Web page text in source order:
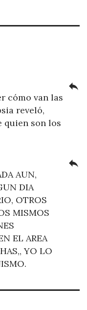
cómo van las
reveló,
quien son los
reply
AUN,
DIA
OTROS
MISMOS
EL AREA
YO LO
reply